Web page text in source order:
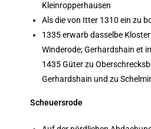
Kleinropperhausen
Als die von Itter 1310 ein zu
1335 erwarb dasselbe
Winderode; Gerhardshain et
1435 Güter zu
Gerhardshain und zu
Scheuersrode